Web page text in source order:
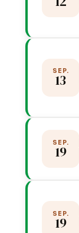
SEP.
13
SEP.
19
SEP.
19